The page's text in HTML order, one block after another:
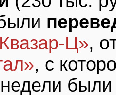
Ц»,
, с